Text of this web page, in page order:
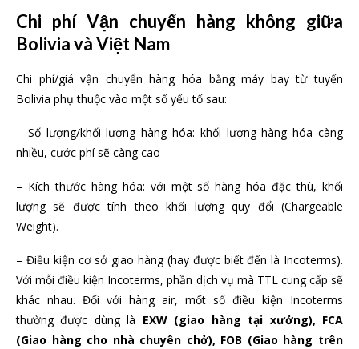
Chi phí Vận chuyển hàng không giữa
Bolivia và Việt Nam
Chi phí/giá vận chuyển hàng hóa bằng máy bay từ tuyến
Bolivia phụ thuộc vào một số yếu tố sau:
– Số lượng/khối lượng hàng hóa: khối lượng hàng hóa càng
nhiều, cước phí sẽ càng cao
– Kích thước hàng hóa: với một số hàng hóa đặc thù, khối
lượng sẽ được tính theo khối lượng quy đổi (Chargeable
Weight).
– Điều kiện cơ sở giao hàng (hay được biết đến là Incoterms).
Với mỗi điều kiện Incoterms, phần dịch vụ mà TTL cung cấp sẽ
khác nhau. Đối với hàng air, mốt số điều kiện Incoterms
thường được dùng là EXW (giao hàng tại xưởng), FCA
(Giao hàng cho nhà chuyên chở), FOB (Giao hàng trên